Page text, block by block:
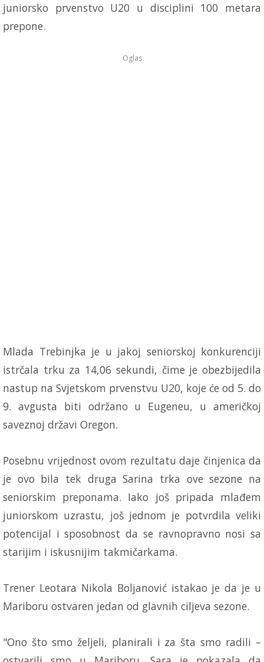
juniorsko prvenstvo U20 u disciplini 100 metara
prepone.
Oglas
Mlada Trebinjka je u jakoj seniorskoj konkurenciji
istrčala trku za 14,06 sekundi, čime je obezbijedila
nastup na Svjetskom prvenstvu U20, koje će od 5. do
9. avgusta biti održano u Eugeneu, u američkoj
saveznoj državi Oregon.
Posebnu vrijednost ovom rezultatu daje činjenica da
je ovo bila tek druga Sarina trka ove sezone na
seniorskim preponama. Iako još pripada mlađem
juniorskom uzrastu, još jednom je potvrdila veliki
potencijal i sposobnost da se ravnopravno nosi sa
starijim i iskusnijim takmičarkama.
Trener Leotara Nikola Boljanović istakao je da je u
Mariboru ostvaren jedan od glavnih ciljeva sezone.
"Ono što smo željeli, planirali i za šta smo radili –